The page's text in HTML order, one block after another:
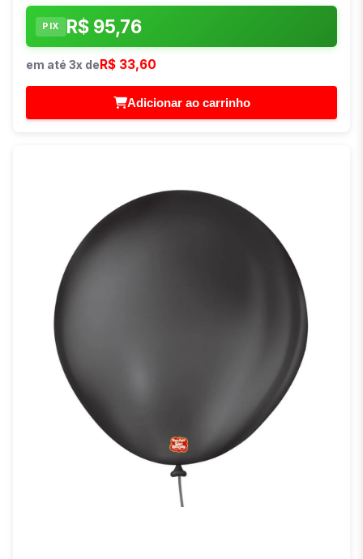
PIX R$ 95,76
em até 3x de R$ 33,60
Adicionar ao carrinho